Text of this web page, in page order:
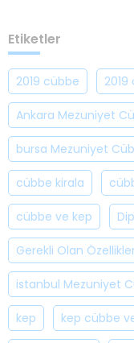
Etiketler
2019 cübbe
Ankara Mezuniyet
bursa Mezuniyet
cübbe kirala
cübbe ve kep
Gerekli Olan
istanbul Mezuniyet
kep kep cübbe